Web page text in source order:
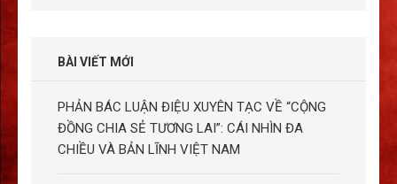
BÀI VIẾT MỚI
PHẢN BÁC LUẬN ĐIỆU XUYÊN TẠC VỀ “CỘNG
ĐỒNG CHIA SẺ TƯƠNG LAI”: CÁI NHÌN ĐA
CHIỀU VÀ BẢN LĨNH VIỆT NAM